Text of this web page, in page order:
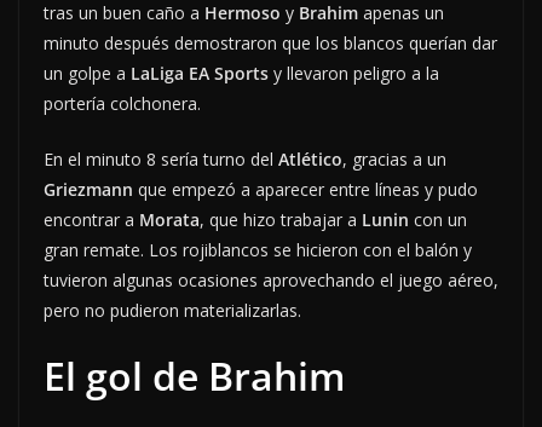
tras un buen caño a Hermoso y Brahim apenas un
minuto después demostraron que los blancos querían dar
un golpe a LaLiga EA Sports y llevaron peligro a la
portería colchonera.
En el minuto 8 sería turno del Atlético, gracias a un
Griezmann que empezó a aparecer entre líneas y pudo
encontrar a Morata, que hizo trabajar a Lunin con un
gran remate. Los rojiblancos se hicieron con el balón y
tuvieron algunas ocasiones aprovechando el juego aéreo,
pero no pudieron materializarlas.
El gol de Brahim